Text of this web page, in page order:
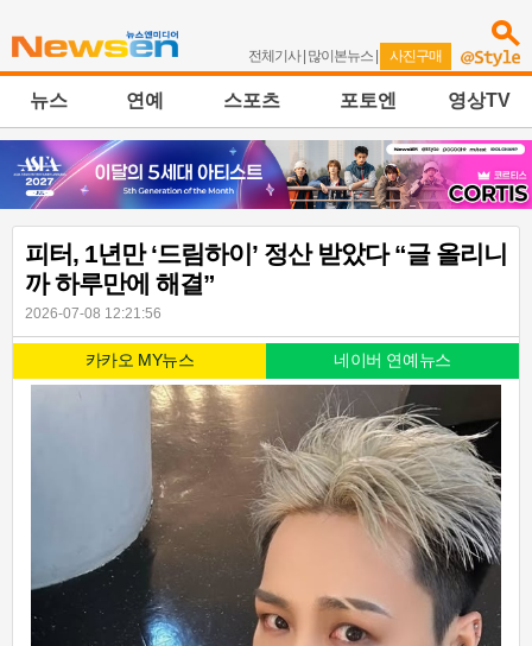
전체기사| 많이본뉴스 | 사진구매
뉴스 연예 스포츠 포토엔 영상TV
피터, 1년만 ‘드림하이’ 정산 받았다 “글 올리니
까 하루만에 해결”
2026-07-08 12:21:56
카카오 MY뉴스 네이버 연예뉴스